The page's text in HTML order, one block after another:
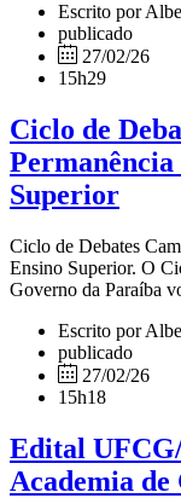
Escrito por
publicado
27/02/26
15h29
Ciclo de
Permanência
Superior
Ciclo de Debates
Ensino Superior. O
Governo da Paraíba
Escrito por
publicado
27/02/26
15h18
Edital
Academia